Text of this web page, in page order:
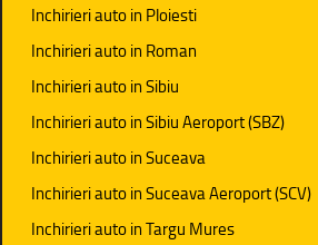
Inchirieri auto in Ploiesti
Inchirieri auto in Roman
Inchirieri auto in Sibiu
Inchirieri auto in Sibiu Aeroport (SBZ)
Inchirieri auto in Suceava
Inchirieri auto in Suceava Aeroport (SCV)
Inchirieri auto in Targu Mures